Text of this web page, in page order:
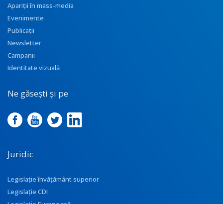
Apariţii în mass-media
Evenimente
Publicații
Newsletter
Campanii
Identitate vizuală
Ne găsești și pe
Juridic
Legislație învățământ superior
Legislație CDI